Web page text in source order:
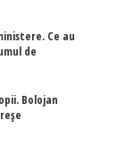
Ce au
de
Bolojan